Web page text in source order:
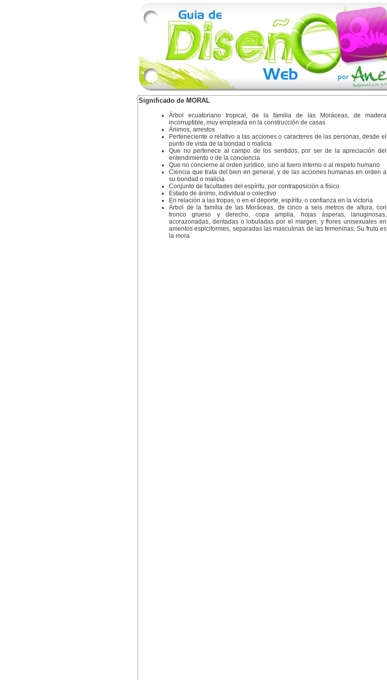
Significado de MORAL
Árbol ecuatoriano tropical, de la familia de las Moráceas, de madera
incorruptible, muy empleada en la construcción de casas
Ánimos, arrestos
Perteneciente o relativo a las acciones o caracteres de las personas, desde el
punto de vista de la bondad o malicia
Que no pertenece al campo de los sentidos, por ser de la apreciación del
entendimiento o de la conciencia
Que no concierne al orden jurídico, sino al fuero interno o al respeto humano
Ciencia que trata del bien en general, y de las acciones humanas en orden a
su bondad o malicia
Conjunto de facultades del espíritu, por contraposición a físico.
Estado de ánimo, individual o colectivo
En relación a las tropas, o en el deporte, espíritu, o confianza en la victoria
Árbol de la familia de las Moráceas, de cinco a seis metros de altura, con
tronco grueso y derecho, copa amplia, hojas ásperas, lanuginosas,
acorazonadas, dentadas o lobuladas por el margen, y flores unisexuales en
amentos espiciformes, separadas las masculinas de las femeninas. Su fruto es
la mora